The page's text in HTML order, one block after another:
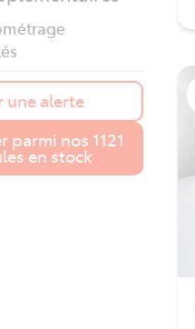
une alerte
parmi nos 1121
en stock